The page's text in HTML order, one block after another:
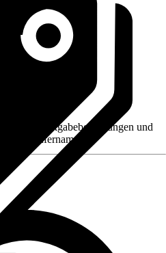
z. B. Rückgabebedingungen und
Verkäufernamen.